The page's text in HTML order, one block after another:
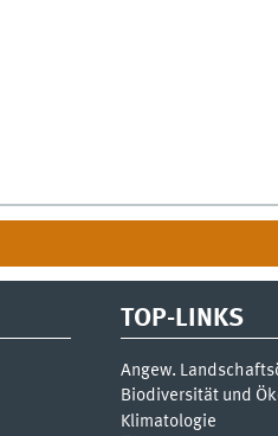
TOP-LINKS
Angew.
Biodiversität und
Klimatologie